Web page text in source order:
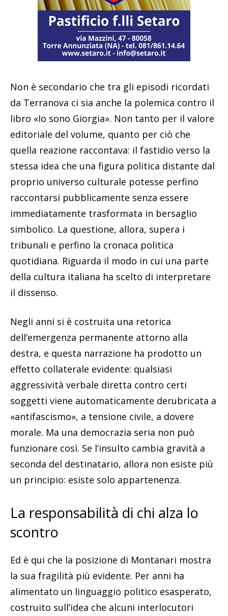
Non è secondario che tra gli episodi ricordati
da Terranova ci sia anche la polemica contro il
libro «Io sono Giorgia». Non tanto per il valore
editoriale del volume, quanto per ciò che
quella reazione raccontava: il fastidio verso la
stessa idea che una figura politica distante dal
proprio universo culturale potesse perfino
raccontarsi pubblicamente senza essere
immediatamente trasformata in bersaglio
simbolico. La questione, allora, supera i
tribunali e perfino la cronaca politica
quotidiana. Riguarda il modo in cui una parte
della cultura italiana ha scelto di interpretare
il dissenso.
Negli anni si è costruita una retorica
dell’emergenza permanente attorno alla
destra, e questa narrazione ha prodotto un
effetto collaterale evidente: qualsiasi
aggressività verbale diretta contro certi
soggetti viene automaticamente derubricata a
«antifascismo», a tensione civile, a dovere
morale. Ma una democrazia seria non può
funzionare così. Se l’insulto cambia gravità a
seconda del destinatario, allora non esiste più
un principio: esiste solo appartenenza.
La responsabilità di chi alza lo
scontro
Ed è qui che la posizione di Montanari mostra
la sua fragilità più evidente. Per anni ha
alimentato un linguaggio politico esasperato,
costruito sull’idea che alcuni interlocutori